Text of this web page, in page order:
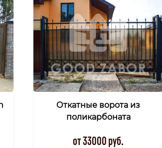
Откатные ворота из
поликарбоната
от 33000 руб.